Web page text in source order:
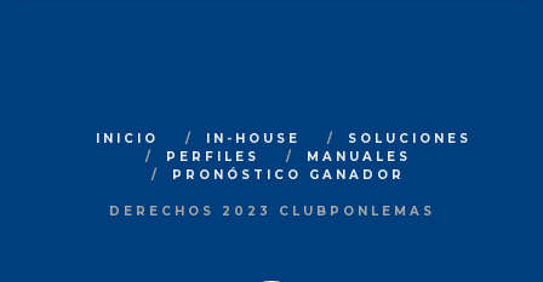
INICIO IN-HOUSE
SOLUCIONES
PERFILES
MANUALES
PRONÓSTICO GANADOR
DERECHOS 2023 CLUBPONLEMAS